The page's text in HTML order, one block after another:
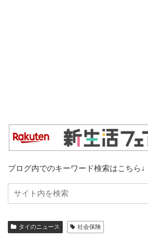
ブログ内でのキーワード検索はこちら↓
タイのニュース 社会保険